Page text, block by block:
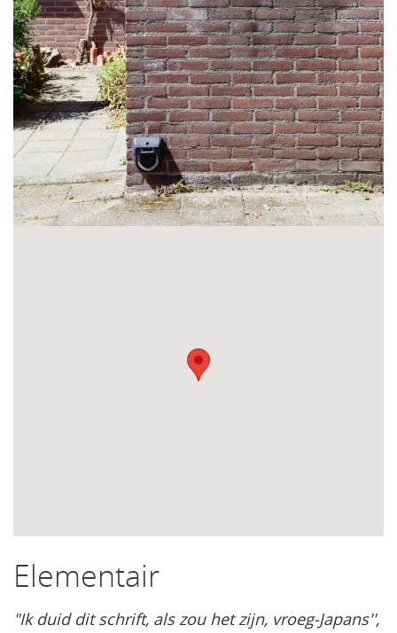
Elementair
"Ik duid dit schrift, als zou het zijn, vroeg-Japans'',